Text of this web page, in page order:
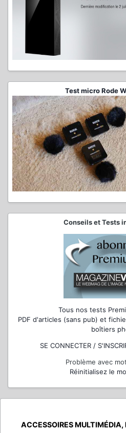
Test micro Rode
Conseils et Tests
Tous nos tests
PDF d'articles (sans pub) et
boîtiers
SE CONNECTER /
Problème avec
Réinitialisez le
ACCESSOIRES MULTIMÉDIA,